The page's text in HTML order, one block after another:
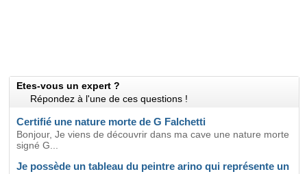
Etes-vous un expert ?
Répondez à l'une de ces questions !
Certifié une nature morte de G Falchetti
Bonjour, Je viens de découvrir dans ma cave une nature morte
signé G...
Je possède un tableau du peintre arino qui représente un